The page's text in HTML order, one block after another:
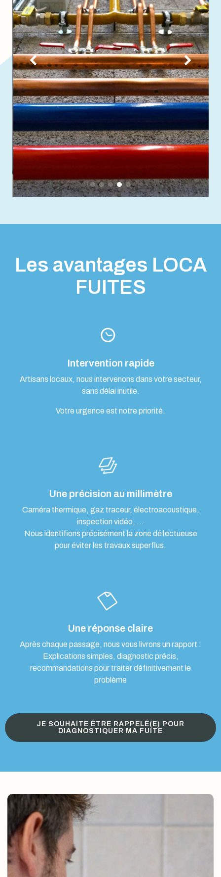
Les avantages LOCA
FUITES
Intervention rapide
Artisans locaux, nous intervenons dans votre secteur,
sans délai inutile.
Votre urgence est notre priorité.
Une précision au millimètre
Caméra thermique, gaz traceur, électroacoustique,
inspection vidéo, …
Nous identifions précisément la zone défectueuse
pour éviter les travaux superflus.
Une réponse claire
Après chaque passage, nous vous livrons un rapport :
Explications simples, diagnostic précis,
recommandations pour traiter définitivement le
problème
JE SOUHAITE ÊTRE RAPPELÉ(E) POUR
DIAGNOSTIQUER MA FUITE